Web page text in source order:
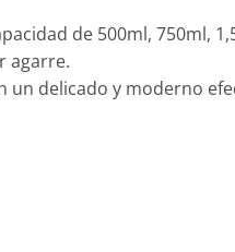
de 500ml, 750ml,
agarre.
un delicado y moderno